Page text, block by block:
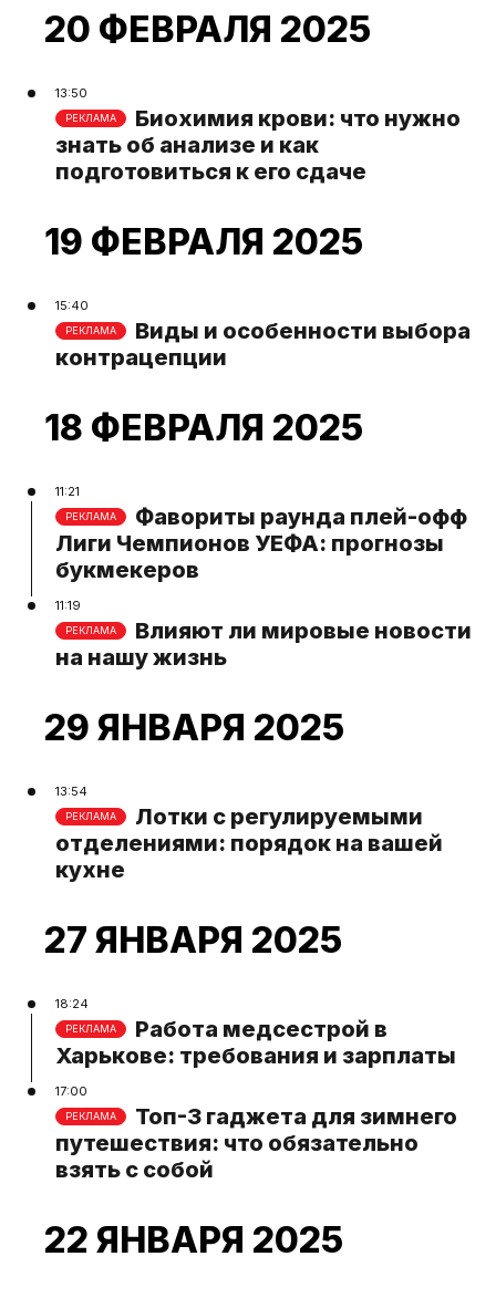
20 ФЕВРАЛЯ 2025
13:50
РЕКЛАМА
Биохимия крови: что нужно
знать об анализе и как
подготовиться к его сдаче
19 ФЕВРАЛЯ 2025
15:40
РЕКЛАМА
Виды и особенности выбора
контрацепции
18 ФЕВРАЛЯ 2025
11:21
РЕКЛАМА
Фавориты раунда плей-офф
Лиги Чемпионов УЕФА: прогнозы
букмекеров
11:19
РЕКЛАМА
Влияют ли мировые новости
на нашу жизнь
29 ЯНВАРЯ 2025
13:54
РЕКЛАМА
Лотки с регулируемыми
отделениями: порядок на вашей
кухне
27 ЯНВАРЯ 2025
18:24
РЕКЛАМА
Работа медсестрой в
Харькове: требования и зарплаты
17:00
РЕКЛАМА
Топ-3 гаджета для зимнего
путешествия: что обязательно
взять с собой
22 ЯНВАРЯ 2025